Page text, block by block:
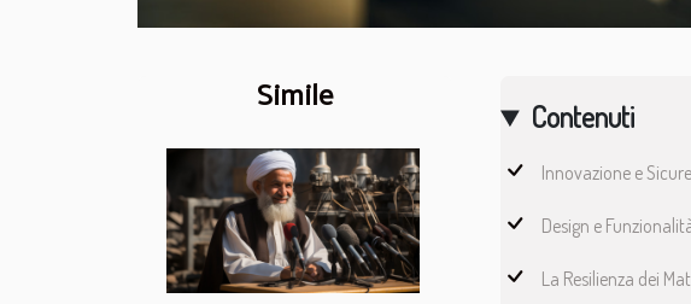
Simile Contenuti
Innovazione e
Design e
La Resilienza dei